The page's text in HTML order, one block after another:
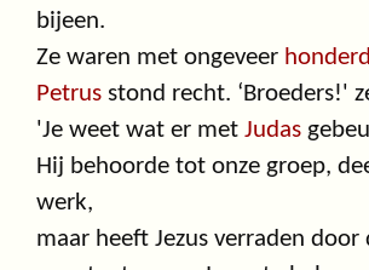
bijeen.
Ze waren met ongeveer
Petrus stond recht. ‘Broeders!'
'Je weet wat er met Judas
Hij behoorde tot onze groep,
werk,
maar heeft Jezus verraden door